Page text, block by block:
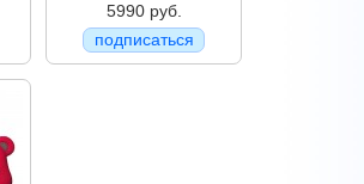
5990 руб.
подписаться